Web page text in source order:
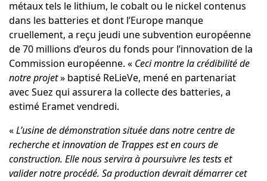
métaux tels le lithium, le cobalt ou le nickel contenus
dans les batteries et dont l’Europe manque
cruellement, a reçu jeudi une subvention européenne
de 70 millions d’euros du fonds pour l’innovation de la
Commission européenne. « Ceci montre la crédibilité de
notre projet» baptisé ReLieVe, mené en partenariat
avec Suez qui assurera la collecte des batteries, a
estimé Eramet vendredi.
«L’usine de démonstration située dans notre centre de
recherche et innovation de Trappes est en cours de
construction. Elle nous servira à poursuivre les tests et
valider notre procédé. Sa production devrait démarrer cet